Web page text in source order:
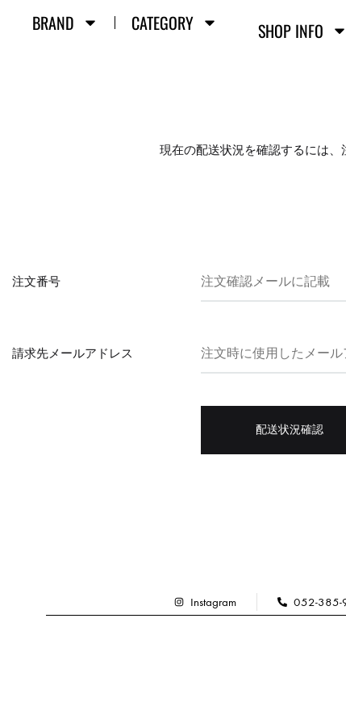
BRAND CATEGORY SHOP INFO
現在の配送状況を確認するには
注文番号
請求先メールアドレス
配送状況確認
Instagram 052-385-